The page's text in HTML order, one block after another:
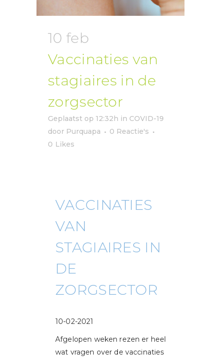
10 feb
Vaccinaties van
stagiaires in de
zorgsector
Geplaatst op 12:32h in COVID-19
door Purquapa
0 Reactie's
0 Likes
VACCINATIES
VAN
STAGIAIRES IN
DE
ZORGSECTOR
10-02-2021
Afgelopen weken rezen er heel
wat vragen over de vaccinaties